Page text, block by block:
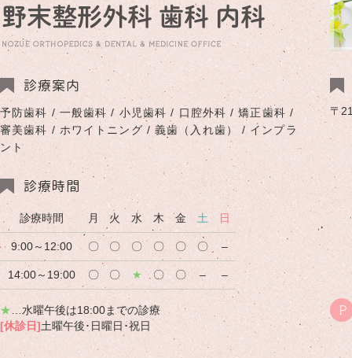
診療案内
予防歯科 / 一般歯科 / 小児歯科 / 口腔外科 / 矯正歯科 /
審美歯科 / ホワイトニング / 義歯（入れ歯） / インプラ
ント
診療時間
診療時間 月 火 水 木 金 土 日
9:00～12:00 〇 〇 〇 〇 〇 〇 –
14:00～19:00 〇 〇 ★ 〇 〇 – –
★ …水曜午後は18:00までの診療
[休診日]土曜午後･日曜日･祝日
〒
P